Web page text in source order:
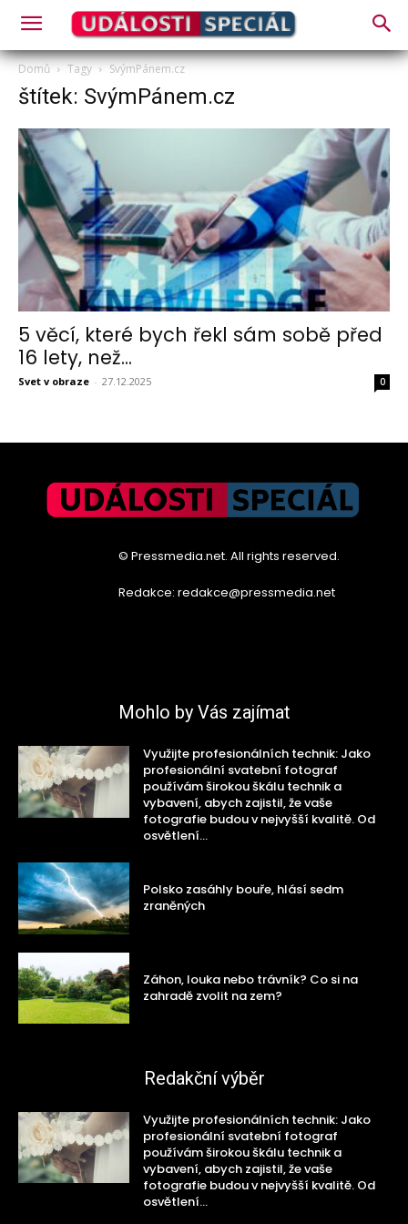
Domů Tagy SvýmPánem.cz
štítek: SvýmPánem.cz
5 věcí, které bych řekl sám sobě před
16 lety, než...
Svet v obraze - 27.12.2025 0
© Pressmedia.net. All rights reserved.
Redakce: redakce@pressmedia.net
Mohlo by Vás zajímat
Využijte profesionálních technik: Jako
profesionální svatební fotograf
používám širokou škálu technik a
vybavení, abych zajistil, že vaše
fotografie budou v nejvyšší kvalitě. Od
osvětlení...
Polsko zasáhly bouře, hlásí sedm
zraněných
Záhon, louka nebo trávník? Co si na
zahradě zvolit na zem?
Redakční výběr
Využijte profesionálních technik: Jako
profesionální svatební fotograf
používám širokou škálu technik a
vybavení, abych zajistil, že vaše
fotografie budou v nejvyšší kvalitě. Od
osvětlení...